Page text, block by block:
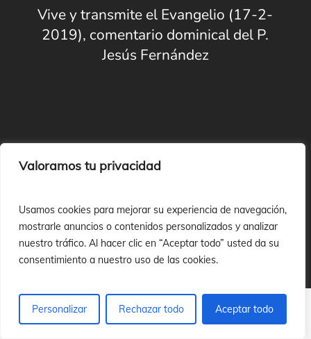
Valoramos tu privacidad
Usamos cookies para mejorar su experiencia de navegación,
mostrarle anuncios o contenidos personalizados y analizar
nuestro tráfico. Al hacer clic en “Aceptar todo” usted da su
consentimiento a nuestro uso de las cookies.
Personalizar Rechazar todo Aceptar todo
Vive y transmite el Evangelio (17-2-
2019), comentario dominical del P.
Jesús Fernández
Next Post
2019), comentario dominical del P.
Jesús Fernández